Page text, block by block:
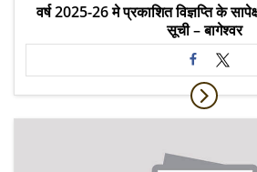
वर्ष 2025-26 मे प्रकाशित विज्ञप्ति के
सूची – बागेश्वर